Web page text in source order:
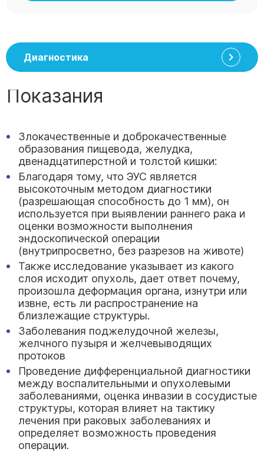
Диагностика
Показания
Злокачественные и доброкачественные
образования пищевода, желудка,
двенадцатиперстной и толстой кишки:
Благодаря тому, что ЭУС является
высокоточным методом диагностики
(разрешающая способность до 1 мм), он
используется при выявлении раннего рака и
оценки возможности выполнения
эндоскопической операции
(внутрипросветно, без разрезов на животе)
Также исследование указывает из какого
слоя исходит опухоль, дает ответ почему,
произошла деформация органа, изнутри или
извне, есть ли распространение на
близлежащие структуры.
Заболевания поджелудочной железы,
желчного пузыря и желчевыводящих
протоков
Проведение дифференциальной диагностики
между воспалительными и опухолевыми
заболеваниями, оценка инвазии в сосудистые
структуры, которая влияет на тактику
лечения при раковых заболеваниях и
определяет возможность проведения
операции.